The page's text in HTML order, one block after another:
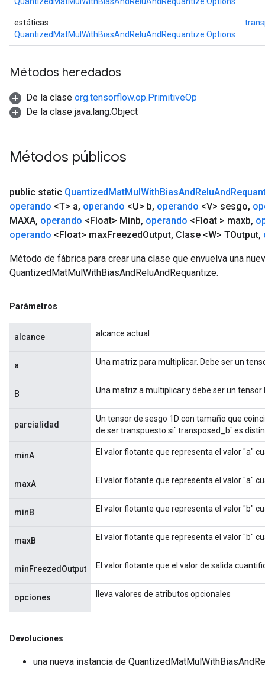
estáticas
QuantizedMatMulWithBiasAndReluAndRequantize.Options
Métodos heredados
De la clase org.tensorflow.op.PrimitiveOp
De la clase java.lang.Object
Métodos públicos
public static QuantizedMatMulWithBiasAndReluAnd
operando <T> a, operando <U> b, operando <V> sesgo,
MAXA, operando <Float> Minb, operando <Float > maxb,
operando <Float> maxFreezedOutput, Clase <W> TOutput,
Método de fábrica para crear una clase que envuelva una
QuantizedMatMulWithBiasAndReluAndRequantize.
Parámetros
alcance alcance actual
a Una matriz para multiplicar. Debe ser un
B Una matriz a multiplicar y debe ser un
parcialidad
Un tensor de sesgo 1D con tamaño que
de ser transpuesto si` transposed_b` es
minA El valor flotante que representa el valor "a"
maxA El valor flotante que representa el valor "a"
minB El valor flotante que representa el valor "b"
maxB El valor flotante que representa el valor "b"
minFreezedOutput El valor flotante que el valor de salida
opciones lleva valores de atributos opcionales
Devoluciones
una nueva instancia de